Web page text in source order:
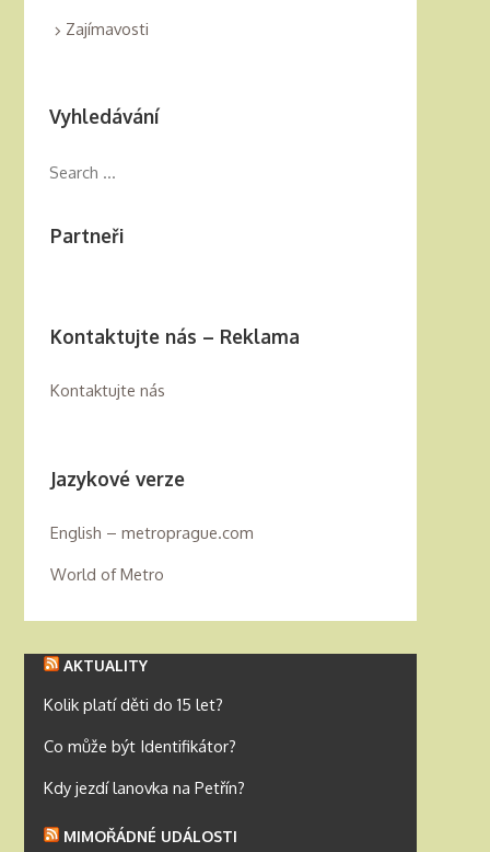
Zajímavosti
Vyhledávání
Partneři
Kontaktujte nás – Reklama
Kontaktujte nás
Jazykové verze
English – metroprague.com
World of Metro
AKTUALITY
Kolik platí děti do 15 let?
Co může být Identifikátor?
Kdy jezdí lanovka na Petřín?
MIMOŘÁDNÉ UDÁLOSTI